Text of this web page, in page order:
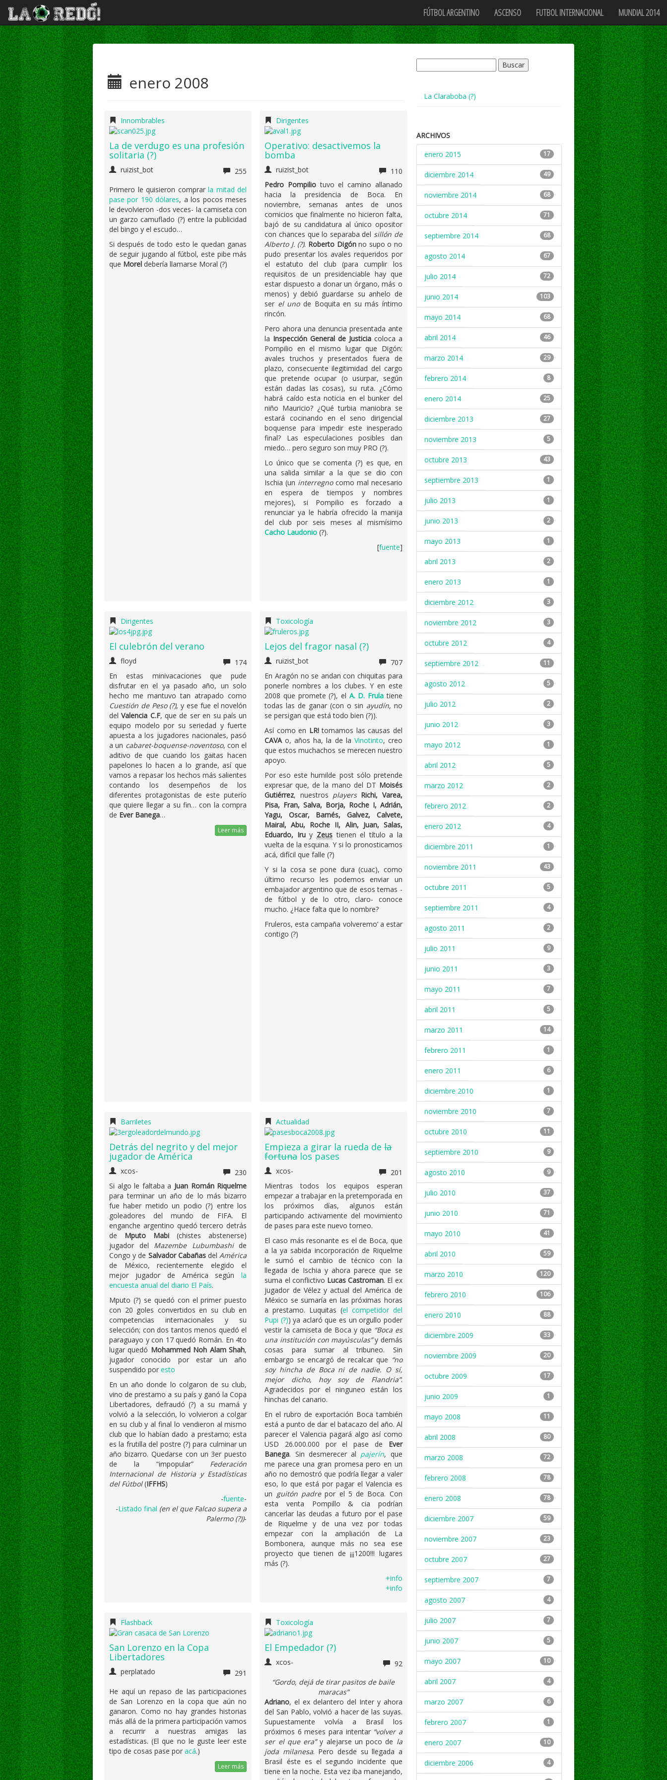
FÚTBOL ARGENTINO ASCENSO FUTBOL INTERNACIONAL MUNDIAL 2014
enero 2008
Innombrables
La de verdugo es una profesión
solitaria (?)
ruizist_bot
255
Primero le quisieron comprarla mitad del
pase por 190 dólares, a los pocos meses
le devolvieron -dos veces- la camiseta con
un garzo camuflado (?) entre la publicidad
del bingo y el escudo…
Si después de todo esto le quedan ganas
de seguir jugando al fútbol, este pibe más
que Morel debería llamarse Moral (?)
Dirigentes
Operativo: desactivemos la
bomba
ruizist_bot
110
Pedro Pompilio tuvo el camino allanado
hacia la presidencia de Boca. En
noviembre, semanas antes de unos
comicios que finalmente no hicieron falta,
bajó de su candidatura al único opositor
con chances que lo separaba del sillón de
Alberto J. (?). Roberto Digónno supo o no
pudo presentar los avales requeridos por
el estatuto del club (para cumplir los
requisitos de un presidenciable hay que
estar dispuesto a donar un órgano, más o
menos) y debió guardarse su anhelo de
ser el unode Boquita en su más íntimo
rincón.
Pero ahora una denuncia presentada ante
la Inspección General de Justiciacoloca a
Pompilio en el mismo lugar que Digón:
avales truchos y presentados fuera de
plazo, consecuente ilegitimidad del cargo
que pretende ocupar (o usurpar, según
están dadas las cosas), su ruta. ¿Cómo
habrá caído esta noticia en el bunker del
niño Mauricio? ¿Qué turbia maniobra se
estará cocinando en el seno dirigencial
boquense para impedir este inesperado
final? Las especulaciones posibles dan
miedo… pero seguro son muy PRO (?).
Lo único que se comenta (?) es que, en
una salida similar a la que se dio con
Ischia (un interregnocomo mal necesario
en espera de tiempos y nombres
mejores), si Pompilio es forzado a
renunciar ya le habría ofrecido la manija
del club por seis meses al mismísimo
Cacho Laudonio (?).
[fuente]
Dirigentes
El culebrón del verano
floyd
174
En estas minivacaciones que pude
disfrutar en el ya pasado año, un solo
hecho me mantuvo tan atrapado como
Cuestión de Peso (?), y ese fue el novelón
delValencia C.F, que de ser en su país un
equipo modelo por su seriedad y fuerte
apuesta a los jugadores nacionales, pasó
a un cabaret-boquense-noventoso, con el
aditivo de que cuando los gaitas hacen
papelones lo hacen a lo grande, así que
vamos a repasar los hechos más salientes
contando los desempeños de los
diferentes protagonistas de este puterío
que quiere llegar a su fin… con la compra
de Ever Banega…
Leer más
Toxicología
Lejos del fragor nasal (?)
ruizist_bot
707
En Aragón no se andan con chiquitas para
ponerle nombres a los clubes. Y en este
2008 que promete (?), el A. D. Frula tiene
todas las de ganar (con o sin ayudín, no
se persigan que está todo bien (?)).
Así como en LR!tomamos las causas del
CAVAo, años ha, la de la Vinotinto, creo
que estos muchachos se merecen nuestro
apoyo.
Por eso este humilde post sólo pretende
expresar que, de la mano del DT Moisés
Gutiérrez, nuestros players Richi, Varea,
Pisa, Fran, Salva, Borja, Roche I, Adrián,
Yagu, Oscar, Barnés, Galvez, Calvete,
Mairal, Abu, Roche II, Alin, Juan, Salas,
Eduardo, Iruy Zeustienen el título a la
vuelta de la esquina. Y si lo pronosticamos
acá, difícil que falle (?)
Y si la cosa se pone dura (cuac), como
último recurso les podemos enviar un
embajador argentino que de esos temas -
de fútbol y de lo otro, claro- conoce
mucho. ¿Hace falta que lo nombre?
Fruleros, esta campaña volveremo’ a estar
contigo (?)
Barriletes
Detrás del negrito y del mejor
jugador de América
xcos-
230
Si algo le faltaba a Juan Román Riquelme
para terminar un año de lo más bizarro
fue haber metido un podio (?) entre los
goleadores del mundo de FIFA. El
enganche argentino quedó tercero detrás
de Mputo Mabi (chistes abstenerse)
jugador del Mazembe Lubumbashide
Congo y de Salvador CabañasdelAmérica
de México, recientemente elegido el
mejor jugador de América segúnla
encuesta anual del diario El País.
Mputo (?) se quedó con el primer puesto
con 20 goles convertidos en su club en
competencias internacionales y su
selección; con dos tantos menos quedó el
paraguayo y con 17 quedó Román. En 4to
lugar quedó Mohammed Noh Alam Shah,
jugador conocido por estar un año
suspendido por esto
En un año donde lo colgaron de su club,
vino de prestamo a su país y ganó la Copa
Libertadores, defraudó (?) a su mamá y
volvió a la selección, lo volvieron a colgar
en su club y al final lo vendieron al mismo
club que lo habían dado a prestamo; esta
es la frutilla del postre (?) para culminar un
año bizarro. Quedarse con un 3er puesto
de la “impopular” Federación
Internacional de Historia y Estadísticas
del Fútbol(IFFHS)
-fuente-
-Listado final (en el que Falcao supera a
Palermo (?))-
Actualidad
Empieza a girar la rueda dela
fortunalos pases
xcos-
201
Mientras todos los equipos esperan
empezar a trabajar en la pretemporada en
los próximos días, algunos están
participando activamente del movimiento
de pases para este nuevo torneo.
El caso más resonante es el de Boca, que
a la ya sabida incorporación de Riquelme
le sumó el cambio de técnico con la
llegada de Ischia y ahora parece que se
suma el conflictivo Lucas Castroman. El ex
jugador de Vélez y actual del América de
México se sumaría en las próximas horas
a prestamo. Luquitas (el competidor del
Pupi (?)) ya aclaró que es un orgullo poder
vestir la camiseta de Boca y que “Boca es
una institución con mayúsculas”y demás
cosas para sumar al tribuneo. Sin
embargo se encargó de recalcar que “no
soy hincha de Boca ni de nadie. O sí,
mejor dicho, hoy soy de Flandria”.
Agradecidos por el ninguneo están los
hinchas del canario.
En el rubro de exportación Boca también
está a punto de dar el batacazo del año. Al
parecer el Valencia pagará algo así como
USD 26.000.000 por el pase de Ever
Banega. Sin desmerecer al pajerín, que
me parece una gran promesa pero en un
año no demostró que podría llegar a valer
eso, lo que está por pagar el Valencia es
un guitón padrepor el 5 de Boca. Con
esta venta Pompillo & cia podrían
cancerlar las deudas a futuro por el pase
de Riquelme y de una vez por todas
empezar con la ampliación de La
Bombonera, aunque más no sea ese
proyecto que tienen de ¡¡¡1200!!! lugares
más (?).
+info
+info
Flashback
San Lorenzo en la Copa
Libertadores
perplatado
291
He aquí un repaso de las participaciones
de San Lorenzo en la copa que aún no
ganaron. Como no hay grandes historias
más allá de la primera participación vamos
a recurrir a nuestras amigas las
estadísticas. (El que no le guste leer este
tipo de cosas pase por acá.)
Leer más
Toxicología
El Empedador (?)
xcos-
92
“Gordo, dejá de tirar pasitos de baile
maracas”
Adriano, el ex delantero del Inter y ahora
del San Pablo, volvió a hacer de las suyas.
Supuestamente volvía a Brasil los
próximos 6 meses para intentar “volver a
ser el que era”y alejarse un poco de la
joda milanesa. Pero desde su llegada a
Brasil éste es el segundo incidente que
tiene en la noche. Esta vez iba manejando,
La Claraboba (?)
ARCHIVOS
enero 2015
17
diciembre 2014 49
noviembre 2014 68
octubre 2014 71
septiembre 2014 68
agosto 2014 67
julio 2014 72
junio 2014 103
mayo 2014 68
abril 2014 46
marzo 2014 29
febrero 2014 8
enero 2014 25
diciembre 2013 27
noviembre 2013 5
octubre 2013 43
septiembre 2013 1
julio 2013 1
junio 2013 2
mayo 2013 1
abril 2013 2
enero 2013 1
diciembre 2012 3
noviembre 2012 3
octubre 2012 4
septiembre 2012 11
agosto 2012 5
julio 2012 2
junio 2012 3
mayo 2012 1
abril 2012 5
marzo 2012 2
febrero 2012 2
enero 2012 4
diciembre 2011 1
noviembre 2011 43
octubre 2011 5
septiembre 2011 4
agosto 2011 2
julio 2011 9
junio 2011 3
mayo 2011 7
abril 2011 5
marzo 2011 14
febrero 2011 1
enero 2011 6
diciembre 2010 1
noviembre 2010 7
octubre 2010 11
septiembre 2010 9
agosto 2010 9
julio 2010 37
junio 2010 71
mayo 2010 41
abril 2010 59
marzo 2010 120
febrero 2010 106
enero 2010 88
diciembre 2009 33
noviembre 2009 20
octubre 2009 17
junio 2009 1
mayo 2008 11
abril 2008 80
marzo 2008 72
febrero 2008 78
enero 2008 78
diciembre 2007 59
noviembre 2007 23
octubre 2007 27
septiembre 2007 7
agosto 2007 4
julio 2007 7
junio 2007 5
mayo 2007 10
abril 2007 4
marzo 2007 6
febrero 2007 1
enero 2007 10
diciembre 2006 4